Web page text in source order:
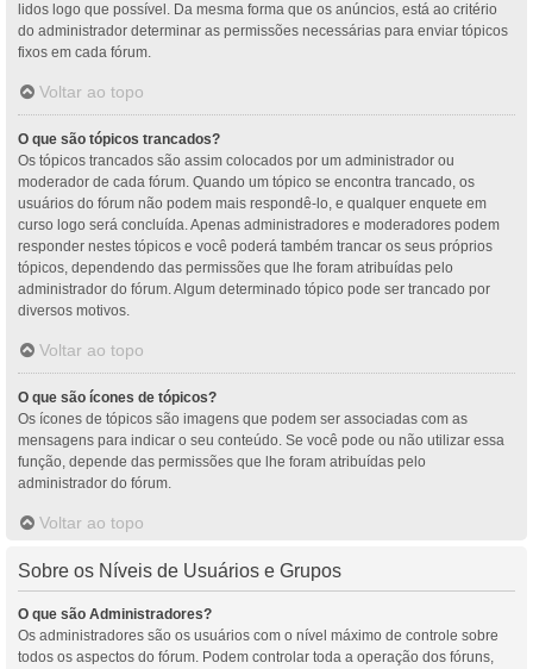
lidos logo que possível. Da mesma forma que os anúncios, está ao critério
do administrador determinar as permissões necessárias para enviar tópicos
fixos em cada fórum.
Voltar ao topo
O que são tópicos trancados?
Os tópicos trancados são assim colocados por um administrador ou
moderador de cada fórum. Quando um tópico se encontra trancado, os
usuários do fórum não podem mais respondê-lo, e qualquer enquete em
curso logo será concluída. Apenas administradores e moderadores podem
responder nestes tópicos e você poderá também trancar os seus próprios
tópicos, dependendo das permissões que lhe foram atribuídas pelo
administrador do fórum. Algum determinado tópico pode ser trancado por
diversos motivos.
Voltar ao topo
O que são ícones de tópicos?
Os ícones de tópicos são imagens que podem ser associadas com as
mensagens para indicar o seu conteúdo. Se você pode ou não utilizar essa
função, depende das permissões que lhe foram atribuídas pelo
administrador do fórum.
Voltar ao topo
Sobre os Níveis de Usuários e Grupos
O que são Administradores?
Os administradores são os usuários com o nível máximo de controle sobre
todos os aspectos do fórum. Podem controlar toda a operação dos fóruns,